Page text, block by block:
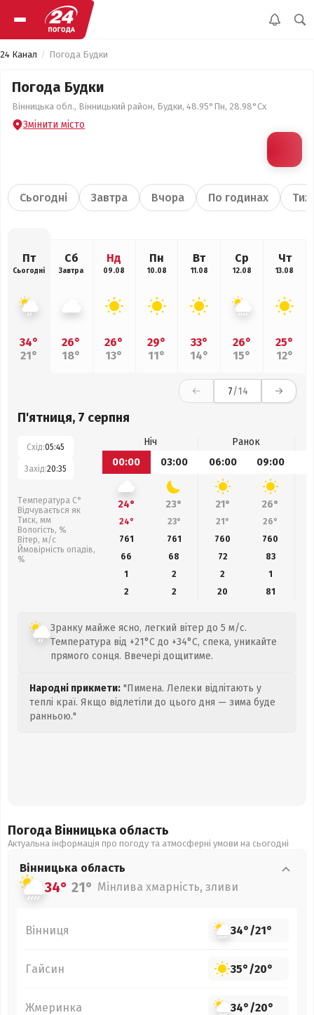
24 Канал Погода Будки
Погода Будки
Вінницька обл., Вінницький район, Будки, 48.95°Пн, 28.98°Сх
Змінити місто
Сьогодні Завтра Вчора По годинах
Пт
Сьогодні
34°
21°
Сб
Завтра
26°
18°
Нд
09.08
26°
13°
Пн
10.08
29°
11°
Вт
11.08
33°
14°
Ср
12.08
26°
15°
Чт
13.08
25°
12°
7/14
П'ятниця, 7 серпня
Схід:05:45
Захід:20:35
Температура С°
Відчувається як
Тиск, мм
Вологість, %
Вітер, м/с
Ймовірність опадів,
%
Ніч
Ранок
00:00
03:00 06:00 09:00
24° 23° 21° 26°
24° 23° 21° 26°
761
761 760 760
66
68 72 83
1
2 2
1
2
2 20 81
Зранку майже ясно, легкий вітер до 5 м/с.
Температура від +21°C до +34°C, спека, уникайте
прямого сонця. Ввечері дощитиме.
Народні прикмети: "Пимена. Лелеки відлітають у
теплі краї. Якщо відлетіли до цього дня — зима буде
ранньою."
Погода Вінницька область
Актуальна інформація про погоду та атмосферні умови на сьогодні
Вінницька область
34° 21° Мінлива хмарність, зливи
Вінниця 34°/21°
Гайсин 35°/20°
Жмеринка 34°/20°